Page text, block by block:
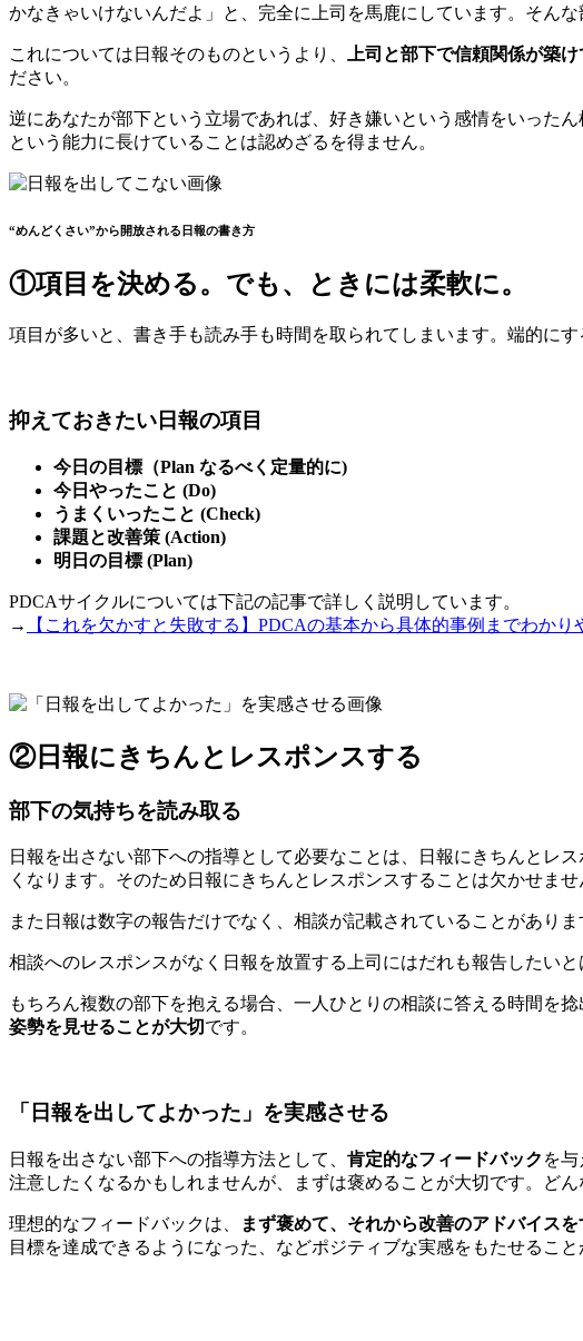
かなきゃいけないんだよ」と、完全に上司を馬鹿にしています。そん
これについては日報そのものというより、 上司と部下で信頼関係が築
ださい。
逆にあなたが部下という立場であれば、好き嫌いという感情をいった
という能力に長けていることは認めざるを得ません。
“めんどくさい”から開放される日報の書き方
①項目を決める。でも、ときには柔軟に。
項目が多いと、書き手も読み手も時間を取られてしまいます。端的に
抑えておきたい日報の項目
今日の目標（Plan なるべく定量的に)
今日やったこと (Do)
うまくいったこと (Check)
課題と改善策 (Action)
明日の目標 (Plan)
PDCAサイクルについては下記の記事で詳しく説明しています。
→
【これを欠かすと失敗する】PDCAの基本から具体的事例までわかり
②日報にきちんとレスポンスする
部下の気持ちを読み取る
日報を出さない部下への指導として必要なことは、日報にきちんとレ
くなります。そのため日報にきちんとレスポンスすることは欠かせませ
また日報は数字の報告だけでなく、相談が記載されていることがあり
相談へのレスポンスがなく日報を放置する上司にはだれも報告したい
もちろん複数の部下を抱える場合、一人ひとりの相談に答える時間を
姿勢を見せることが大切です。
「日報を出してよかった」を実感させる
日報を出さない部下への指導方法として、 肯定的なフィードバック を
注意したくなるかもしれませんが、まずは褒めることが大切です。どん
理想的なフィードバックは、 まず褒めて、それから改善のアドバイスを
目標を達成できるようになった、などポジティブな実感をもたせること